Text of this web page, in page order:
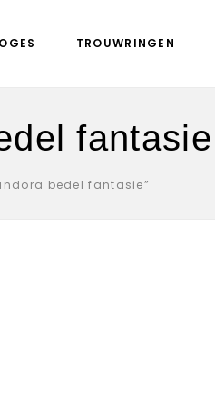
TROUWRINGEN
fantasie
bedel fantasie”